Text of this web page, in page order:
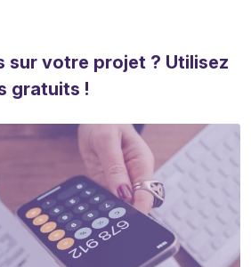
sur votre projet ? Utilisez
gratuits !